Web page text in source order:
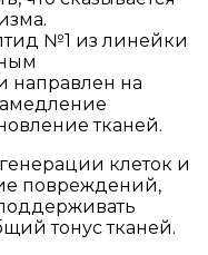
№1 из линейки
направлен на
тканей.
клеток и
повреждений,
тонус тканей.